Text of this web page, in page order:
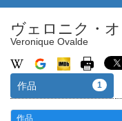
ヴェロニク・
Veronique Ovalde
作品 1
作品